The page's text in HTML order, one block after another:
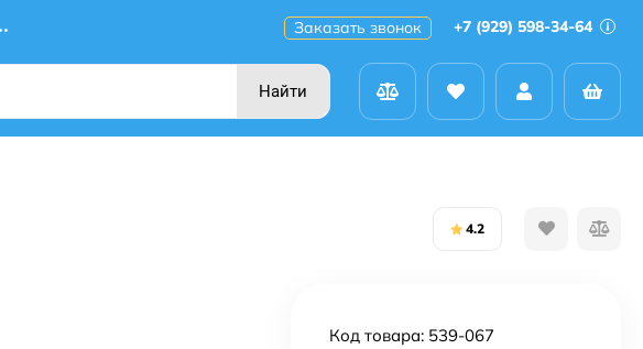
Заказать звонок +7 (929) 598-34-64
Найти
4.2
Код товара: 539-067